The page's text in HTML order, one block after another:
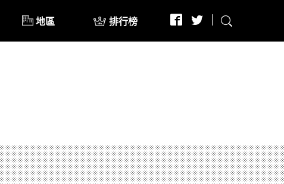
地區 排行榜